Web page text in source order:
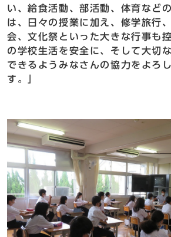
い、給食活動、部活動、体育など
は、日々の授業に加え、修学旅行
会、文化祭といった大きな行事も
の学校生活を安全に、そして大切
できるようみなさんの協力をよろ
す。」